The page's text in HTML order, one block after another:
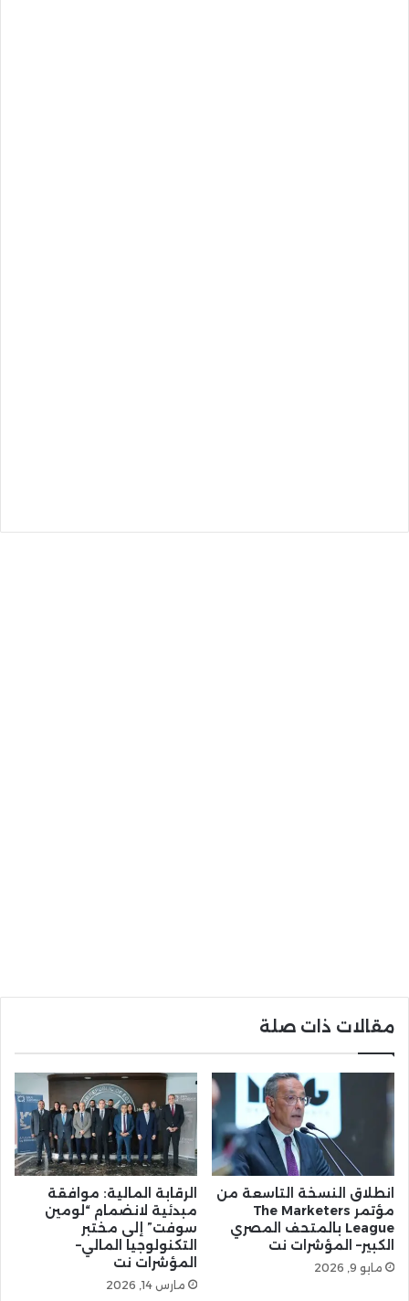
مقالات ذات صلة
انطلاق النسخة التاسعة من
مؤتمر The Marketers
League بالمتحف المصري
الكبير– المؤشرات نت
مايو 9, 2026
الرقابة المالية: موافقة
مبدئية لانضمام “لومين
سوفت” إلى مختبر
التكنولوجيا المالي–
المؤشرات نت
مارس 14, 2026